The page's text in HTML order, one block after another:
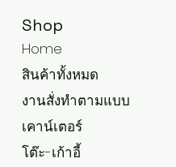
Shop
Home
สินค้าทั้งหมด
งานสั่งทำตามแบบ
เคาน์เตอร์
โต๊ะ-เก้าอี้